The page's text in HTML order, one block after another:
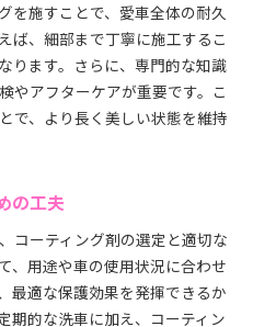
を施すことで、愛車全体の耐久
ば、細部まで丁寧に施工するこ
ります。さらに、専門的な知識
やアフターケアが重要です。こ
で、より長く美しい状態を維持
の工夫
コーティング剤の選定と適切な
、用途や車の使用状況に合わせ
最適な保護効果を発揮できるか
期的な洗車に加え、コーティン